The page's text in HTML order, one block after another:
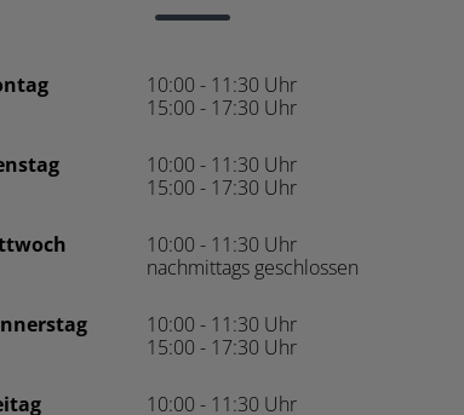
10:00 - 11:30 Uhr
15:00 - 17:30 Uhr
10:00 - 11:30 Uhr
15:00 - 17:30 Uhr
10:00 - 11:30 Uhr
nachmittags geschlossen
10:00 - 11:30 Uhr
15:00 - 17:30 Uhr
10:00 - 11:30 Uhr